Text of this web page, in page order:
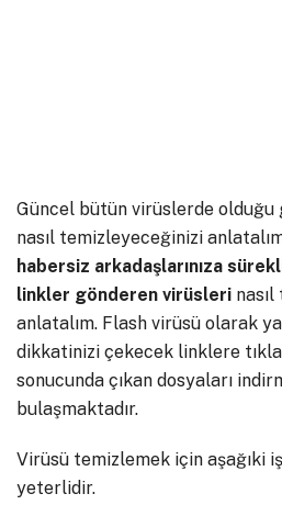
Güncel bütün virüslerde olduğu
nasıl temizleyeceğinizi
habersiz arkadaşlarınıza
linkler gönderen virüsleri
anlatalım. Flash virüsü olarak
dikkatinizi çekecek linklere
sonucunda çıkan dosyaları
bulaşmaktadır.
Virüsü temizlemek için aşağıki
yeterlidir.